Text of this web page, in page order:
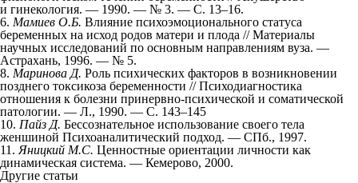
и гинекология. — 1990. — № 3. — С. 13–16.
6. Мамиев О.Б. Влияние психоэмоционального статуса
беременных на исход родов матери и плода // Материалы
научных исследований по основным направлениям вуза. —
Астрахань, 1996. — № 5.
8. Маринова Д. Роль психических факторов в возникновении
позднего токсикоза беременности // Психодиагностика
отношения к болезни принервно-психической и соматической
патологии. — Л., 1990. — С. 143–145
10. Пайз Д. Бессознательное использование своего тела
женшиной Психоаналитический подход. — СПб., 1997.
11. Яницкий М.С. Ценностные ориентации личности как
динамическая система. — Кемерово, 2000.
Другие статьи